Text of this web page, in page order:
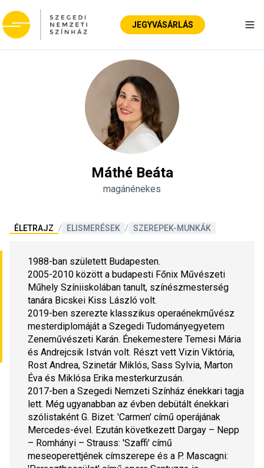
JEGYVÁSÁRLÁS
Máthé Beáta
magánénekes
ÉLETRAJZ / ELISMERÉSEK / SZEREPEK-MUNKÁK
1988-ban született Budapesten.
2005-2010 között a budapesti Főnix Művészeti
Műhely Színiiskolában tanult, színészmesterség
tanára Bicskei Kiss László volt.
2019-ben szerezte klasszikus operaénekművész
mesterdiplomáját a Szegedi Tudományegyetem
Zeneművészeti Karán. Énekemestere Temesi Mária
és Andrejcsik István volt. Részt vett Vizin Viktória,
Rost Andrea, Szinetár Miklós, Sass Sylvia, Marton
Éva és Miklósa Erika mesterkurzusán.
2017-ben a Szegedi Nemzeti Színház énekkari tagja
lett. Még ugyanabban az évben debütált énekkari
szólistaként G. Bizet: 'Carmen' című operájának
Mercedes-ével. Ezután következett Dargay – Nepp
– Romhányi – Strauss: 'Szaffi' című
meseoperettjének címszerepe és a P. Mascagni: